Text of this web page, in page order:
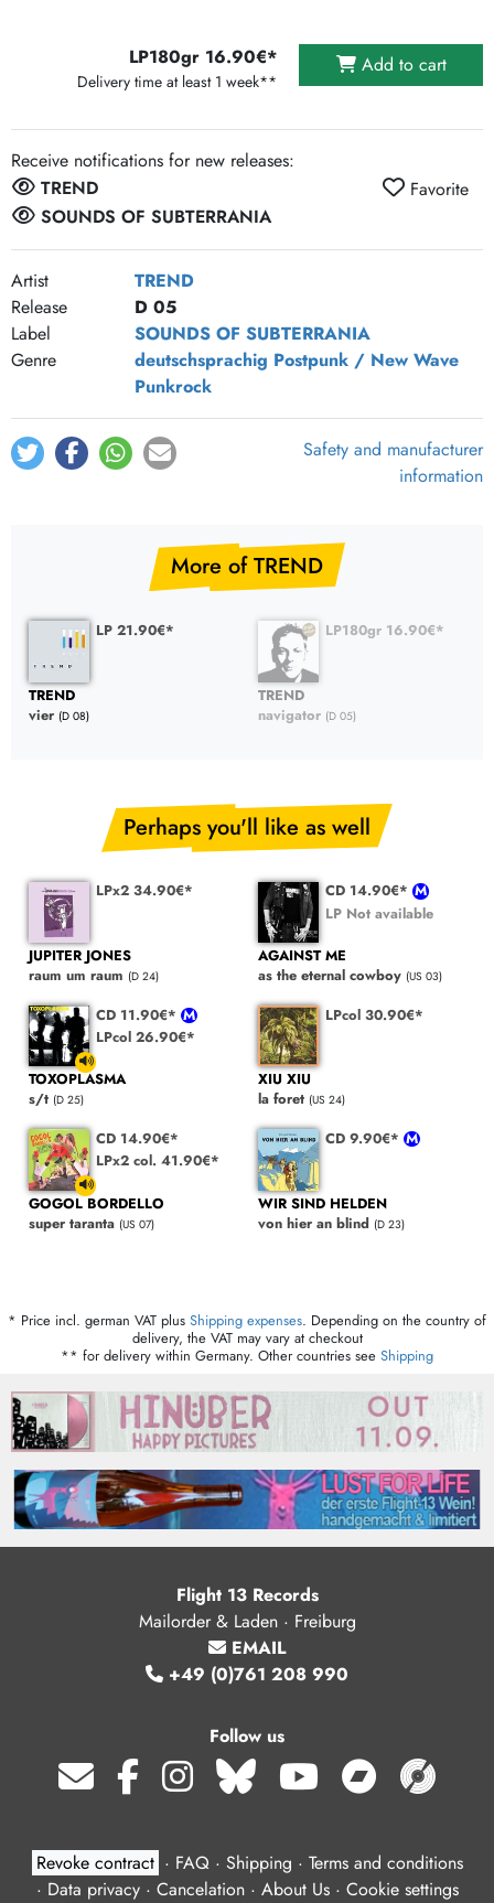
LP180gr 16.90€*
Delivery time at least 1 week**
Add to cart
Receive notifications for new releases:
TREND
SOUNDS OF SUBTERRANIA
Favorite
Artist
TREND
Release
D 05
Label
SOUNDS OF SUBTERRANIA
Genre
deutschsprachig Postpunk / New Wave
Punkrock
Safety and manufacturer
information
More of TREND
LP 21.90€*
TREND
vier (D 08)
LP180gr 16.90€*
TREND
navigator (D 05)
Perhaps you'll like as well
LPx2 34.90€*
JUPITER JONES
raum um raum (D 24)
CD 14.90€*
LP Not available
AGAINST ME
as the eternal cowboy (US 03)
CD 11.90€*
LPcol 26.90€*
TOXOPLASMA
s/t (D 25)
LPcol 30.90€*
XIU XIU
la foret (US 24)
CD 14.90€*
LPx2 col. 41.90€*
GOGOL BORDELLO
super taranta (US 07)
CD 9.90€*
WIR SIND HELDEN
von hier an blind (D 23)
* Price incl. german VAT plus Shipping expenses. Depending on the country of
delivery, the VAT may vary at checkout
** for delivery within Germany. Other countries see Shipping
Flight 13 Records
Mailorder & Laden · Freiburg
EMAIL
+49 (0)761 208 990
Follow us
Revoke contract · FAQ· Shipping · Terms and conditions
· Data privacy· Cancelation· About Us· Cookie settings